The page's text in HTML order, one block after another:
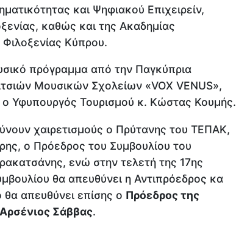
και Ψηφιακού Επιχειρείν,
καθώς και της Ακαδημίας
Κύπρου.
πρόγραμμα από την Παγκύπρια
Μουσικών Σχολείων «VOX VENUS»,
ο Υφυπουργός Τουρισμού κ. Κώστας Κουμής.
χαιρετισμούς ο Πρύτανης του ΤΕΠΑΚ,
ο Πρόεδρος του Συμβουλίου του
ενώ στην τελετή της 17ης
θα απευθύνει η Αντιπρόεδρος κα
θα απευθύνει επίσης ο Πρόεδρος της
Σάββας.